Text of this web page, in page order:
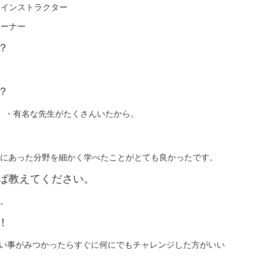
鹿児島校
ンストラクター
ナー
有名な先生がたくさんいたから。
った分野を細かく学べたことがとても良かったです。
えてください。
事がみつかったらすぐに何にでもチャレンジした方がいい